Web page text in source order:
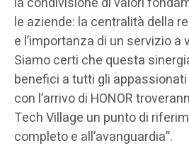
le aziende: la centralità della
e l’importanza di un servizio a
Siamo certi che questa
benefici a tutti gli
con l’arrivo di HONOR
Tech Village un punto di
completo e all’avanguardia”.